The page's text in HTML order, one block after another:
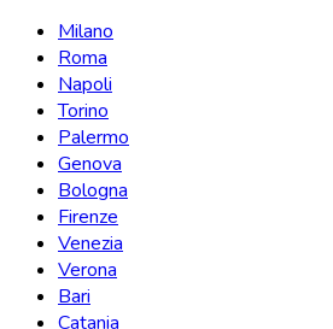
Milano
Roma
Napoli
Torino
Palermo
Genova
Bologna
Firenze
Venezia
Verona
Bari
Catania